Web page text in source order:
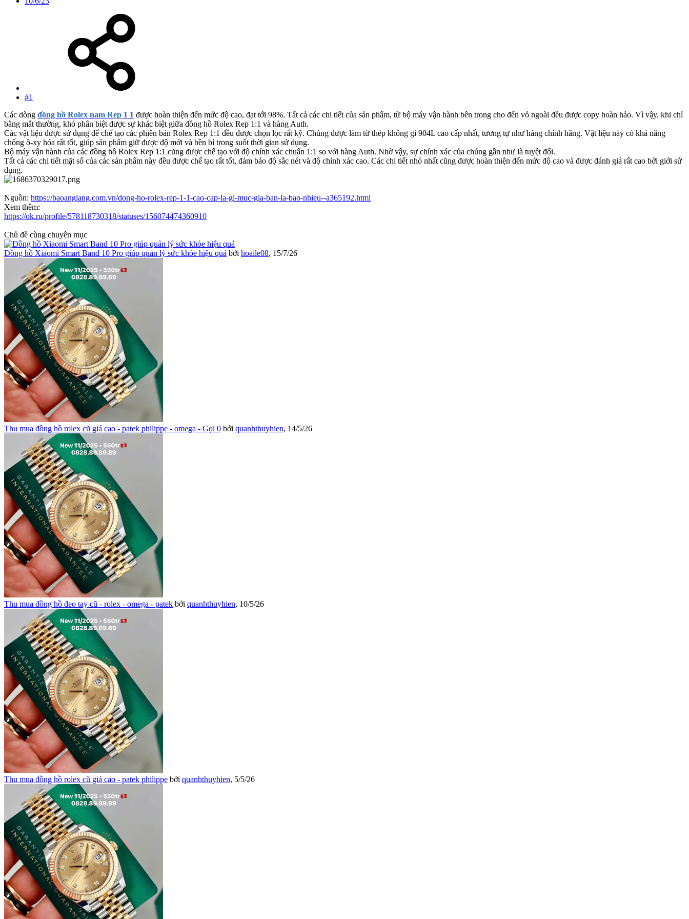
#1
Các dòng đồng hồ Rolex nam Rep 1 1 được hoàn thiện đến mức độ cao, đạt tới 98%. Tất cả các chi tiết của sản phẩm, từ bộ máy vận hành bên trong cho đến vỏ ngoài đều được copy hoàn hảo. Vì vậy, khi chỉ
bằng mắt thường, khó phân biệt được sự khác biệt giữa đồng hồ Rolex Rep 1:1 và hàng Auth.
Các vật liệu được sử dụng để chế tạo các phiên bản Rolex Rep 1:1 đều được chọn lọc rất kỹ. Chúng được làm từ thép không gỉ 904L cao cấp nhất, tương tự như hàng chính hãng. Vật liệu này có khả năng
chống ô-xy hóa rất tốt, giúp sản phẩm giữ được độ mới và bền bỉ trong suốt thời gian sử dụng.
Bộ máy vận hành của các đồng hồ Rolex Rep 1:1 cũng được chế tạo với độ chính xác chuẩn 1:1 so với hàng Auth. Nhờ vậy, sự chính xác của chúng gần như là tuyệt đối.
Tất cả các chi tiết mặt số của các sản phẩm này đều được chế tạo rất tốt, đảm bảo độ sắc nét và độ chính xác cao. Các chi tiết nhỏ nhất cũng được hoàn thiện đến mức độ cao và được đánh giá rất cao bởi giới sử
dụng.
Nguồn: https://baoangiang.com.vn/dong-ho-rolex-rep-1-1-cao-cap-la-gi-muc-gia-ban-la-bao-nhieu--a365192.html
Xem thêm:
https://ok.ru/profile/578118730318/statuses/156074474360910
Chủ đề cùng chuyên mục
Đồng hồ Xiaomi Smart Band 10 Pro giúp quản lý sức khỏe hiệu quả bởi hoaile08, 15/7/26
Thu mua đồng hồ rolex cũ giá cao - patek philippe - omega - Gọi 0 bởi quanhthuyhien, 14/5/26
Thu mua đồng hồ đeo tay cũ - rolex - omega - patek bởi quanhthuyhien, 10/5/26
Thu mua đồng hồ rolex cũ giá cao - patek philippe bởi quanhthuyhien, 5/5/26